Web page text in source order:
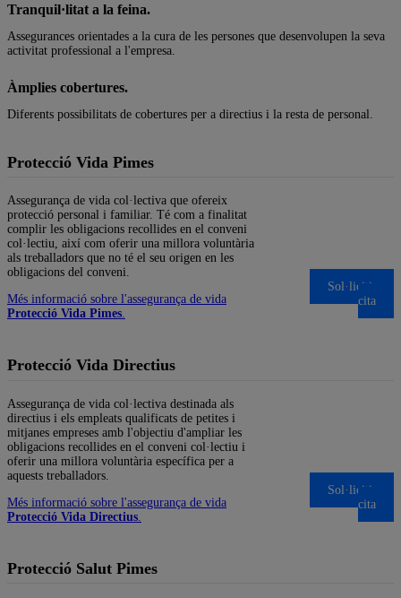
Tranquil·litat a la feina.
Assegurances orientades a la cura de les persones que desenvolupen la seva
activitat professional a l'empresa.
Àmplies cobertures.
Diferents possibilitats de cobertures per a directius i la resta de personal.
Protecció Vida Pimes
Assegurança de vida col·lectiva que ofereix
protecció personal i familiar. Té com a finalitat
complir les obligacions recollides en el conveni
col·lectiu, així com oferir una millora voluntària
als treballadors que no té el seu origen en les
obligacions del conveni.
Més informació sobre l'assegurança de vida
Protecció Vida Pimes.
Sol·liciti una
cita
Protecció Vida Directius
Assegurança de vida col·lectiva destinada als
directius i els empleats qualificats de petites i
mitjanes empreses amb l'objectiu d'ampliar les
obligacions recollides en el conveni col·lectiu i
oferir una millora voluntària específica per a
aquests treballadors.
Més informació sobre l'assegurança de vida
Protecció Vida Directius
Sol·liciti una
cita
Protecció Salut Pimes